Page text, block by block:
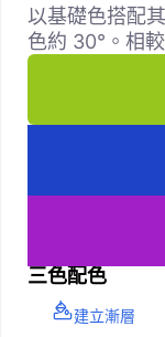
以基礎色搭配
色約 30°。相
三色配色
建立漸層